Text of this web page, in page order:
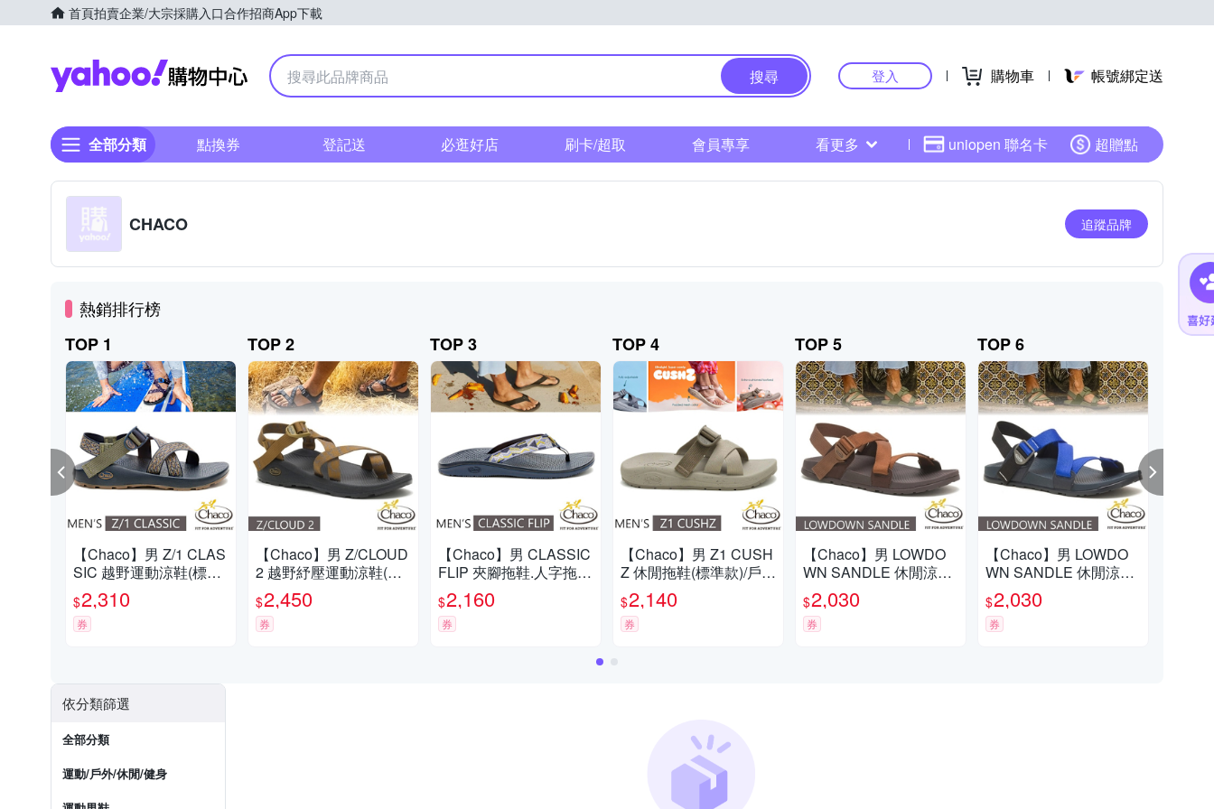
首頁拍賣企業/大宗採購入口合作招商App下載
Yahoo購物中心
搜尋 登入 購物車 帳號綁定送
全部分類 點換券 登記送 必逛好店 刷卡/超取 會員專享 看更多 uniopen 聯名卡 超贈點
CHACO 追蹤品牌
熱銷排行榜
TOP 1
【Chaco】男 Z/1 CLAS
SIC 越野運動涼鞋(標準
款)/戶外拖鞋.海灘鞋_C
H-ZCM01-HL70 巔峰藍
夜
$2,310
券
TOP 2
【Chaco】男 Z/CLOUD
2 越野紓壓運動涼鞋(夾
腳款).戶外拖鞋.海灘鞋_
CH-ZLM02-HI34 天際青
銅
$2,450
券
TOP 3
【Chaco】男 CLASSIC
FLIP 夾腳拖鞋.人字拖/
戶外拖鞋.海灘鞋_CH-C
FM01-HL51 輕舟檸檬
$2,160
券
TOP 4
【Chaco】男 Z1 CUSH
Z 休閒拖鞋(標準款)/戶外
拖鞋.海灘鞋_CH-USM0
1-HL78 滄海泥潤
$2,140
券
TOP 5
【Chaco】男 LOWDO
WN SANDLE 休閒涼鞋.
戶外拖鞋.海灘鞋_CH-L
AM01-HI27 長袍僧人
$2,030
券
TOP 6
【Chaco】男 LOWDO
WN SANDLE 休閒涼鞋.
戶外拖鞋.海灘鞋_CH-L
AM01-HJ35 錠藍海軍
$2,030
券
依分類篩選
全部分類
運動/戶外/休閒/健身